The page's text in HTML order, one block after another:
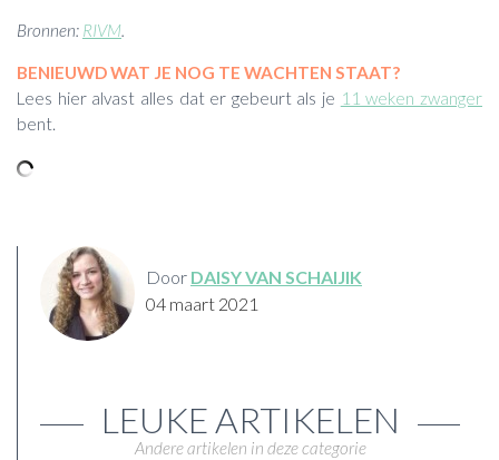
Bronnen: RIVM.
BENIEUWD WAT JE NOG TE WACHTEN STAAT?
Lees hier alvast alles dat er gebeurt als je 11 weken zwanger
bent.
Door DAISY VAN SCHAIJIK
04 maart 2021
LEUKE ARTIKELEN
Andere artikelen in deze categorie